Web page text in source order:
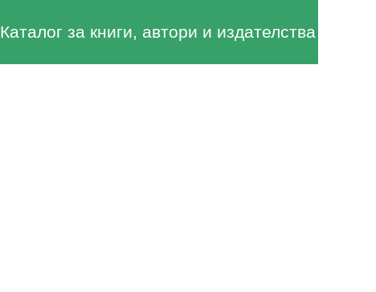
Каталог за книги, автори и издателства